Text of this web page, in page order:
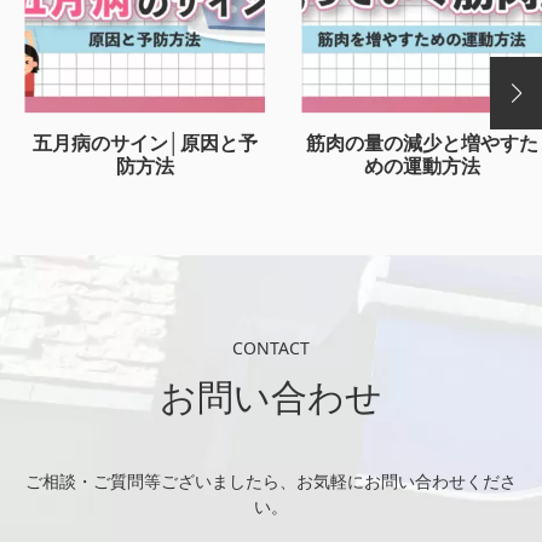
五月病のサイン│原因と予
防方法
筋肉の量の減少と増やすた
めの運動方法
CONTACT
お問い合わせ
ご相談・ご質問等ございましたら、お気軽にお問い合わせくださ
い。